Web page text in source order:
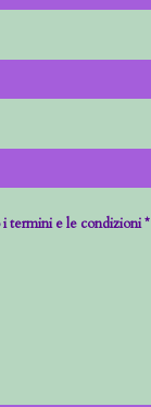
termini e le condizioni *